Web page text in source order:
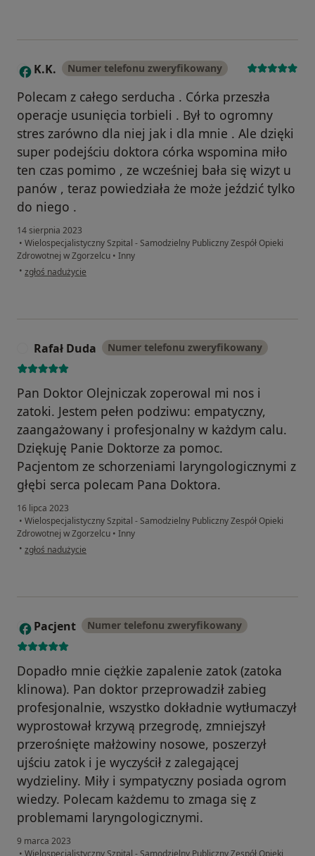
K K.K. Numer telefonu zweryfikowany
Polecam z całego serducha . Córka przeszła
operacje usunięcia torbieli . Był to ogromny
stres zarówno dla niej jak i dla mnie . Ale dzięki
super podejściu doktora córka wspomina miło
ten czas pomimo , ze wcześniej bała się wizyt u
panów , teraz powiedziała że może jeździć tylko
do niego .
14 sierpnia 2023
• Wielospecjalistyczny Szpital - Samodzielny Publiczny Zespół Opieki
Zdrowotnej w Zgorzelcu • Inny
• w opinii użytkownika K.K.
zgłoś nadużycie
Rafał Duda Numer telefonu zweryfikowany
Pan Doktor Olejniczak zoperowal mi nos i
zatoki. Jestem pełen podziwu: empatyczny,
zaangażowany i profesjonalny w każdym calu.
Dziękuję Panie Doktorze za pomoc.
Pacjentom ze schorzeniami laryngologicznymi z
głębi serca polecam Pana Doktora.
16 lipca 2023
• Wielospecjalistyczny Szpital - Samodzielny Publiczny Zespół Opieki
Zdrowotnej w Zgorzelcu • Inny
• w opinii użytkownika Rafał Duda
zgłoś nadużycie
P Pacjent Numer telefonu zweryfikowany
Dopadło mnie ciężkie zapalenie zatok (zatoka
klinowa). Pan doktor przeprowadził zabieg
profesjonalnie, wszystko dokładnie wytłumaczył
wyprostował krzywą przegrodę, zmniejszył
przerośnięte małżowiny nosowe, poszerzył
ujściu zatok i je wyczyścił z zalegającej
wydzieliny. Miły i sympatyczny posiada ogrom
wiedzy. Polecam każdemu to zmaga się z
problemami laryngologicznymi.
9 marca 2023